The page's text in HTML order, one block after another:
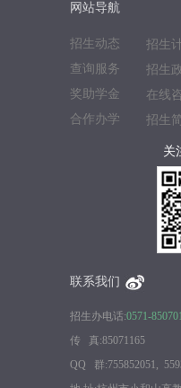
网站导航
招生动态
查询服务
奖助学金
合作办学
招生
招生
在线
招生
关
联系我们
招生办电话:0571-
传 真:85071165
QQ 群:755852051,